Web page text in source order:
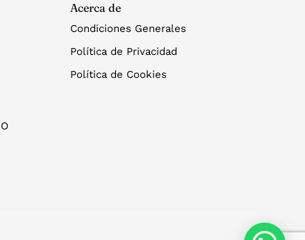
Acerca de
Condiciones Generales
Política de Privacidad
Política de Cookies